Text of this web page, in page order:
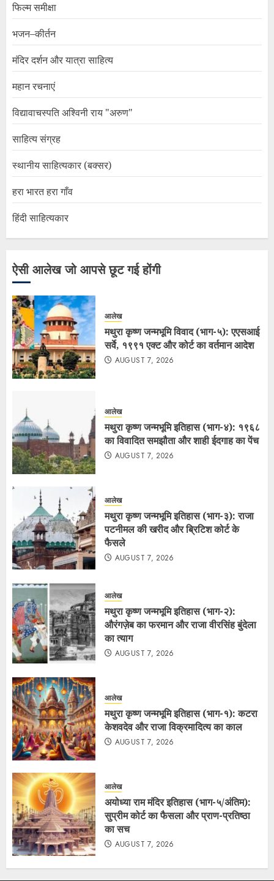
फिल्म समीक्षा
भजन–कीर्तन
मंदिर दर्शन और यात्रा साहित्य
महान रचनाएं
विद्यावाचस्पति अश्विनी राय "अरुण"
साहित्य संग्रह
स्थानीय साहित्यकार (बक्सर)
हरा भारत हरा गाँव
हिंदी साहित्यकार
ऐसी आलेख जो आपसे छूट गई होंगी
आलेख
मथुरा कृष्ण जन्मभूमि विवाद (भाग-५): एएसआई
सर्वे, १९९१ एक्ट और कोर्ट का वर्तमान आदेश
AUGUST 7, 2026
आलेख
मथुरा कृष्ण जन्मभूमि इतिहास (भाग-४): १९६८
का विवादित समझौता और शाही ईदगाह का पेंच
AUGUST 7, 2026
आलेख
मथुरा कृष्ण जन्मभूमि इतिहास (भाग-३): राजा
पटनीमल की खरीद और ब्रिटिश कोर्ट के
फैसले
AUGUST 7, 2026
आलेख
मथुरा कृष्ण जन्मभूमि इतिहास (भाग-२):
औरंगज़ेब का फरमान और राजा वीरसिंह बुंदेला
का त्याग
AUGUST 7, 2026
आलेख
मथुरा कृष्ण जन्मभूमि इतिहास (भाग-१): कटरा
केशवदेव और राजा विक्रमादित्य का काल
AUGUST 7, 2026
आलेख
अयोध्या राम मंदिर इतिहास (भाग-५/अंतिम):
सुप्रीम कोर्ट का फैसला और प्राण-प्रतिष्ठा
का सच
AUGUST 7, 2026